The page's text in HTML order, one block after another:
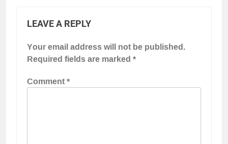
LEAVE A REPLY
Your email address will not be published.
Required fields are marked*
Comment*